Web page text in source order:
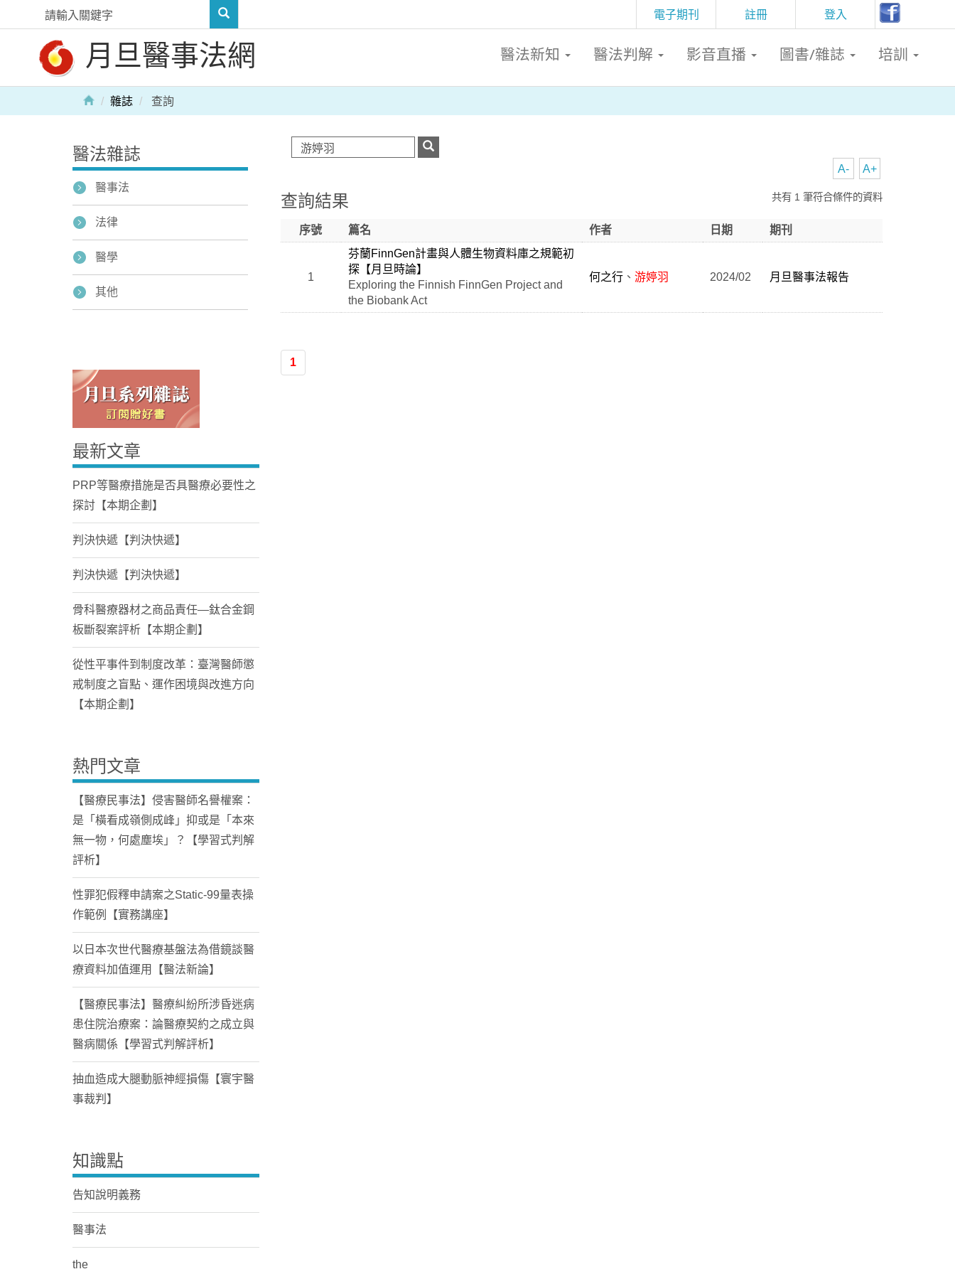
註冊 登入
電子期刊
月旦醫事法網 醫法新知 醫法判解 影音直播 圖書/雜誌 培訓
Home
雜誌 查詢
A+
A-
查詢結果 共有 1 筆符合條件的資料
序號 篇名 作者 日期 期刊
1
芬蘭FinnGen計畫與人體生物資料庫之規範初
探【月旦時論】
Exploring the Finnish FinnGen Project and
the Biobank Act
何之行、 游婷羽 2024/02 月旦醫事法報告
1
醫法雜誌
醫事法
法律
醫學
其他
最新文章
PRP等醫療措施是否具醫療必要性之
探討【本期企劃】
判決快遞【判決快遞】
判決快遞【判決快遞】
骨科醫療器材之商品責任—鈦合金鋼
板斷裂案評析【本期企劃】
從性平事件到制度改革：臺灣醫師懲
戒制度之盲點、運作困境與改進方向
【本期企劃】
熱門文章
【醫療民事法】侵害醫師名譽權案：
是「橫看成嶺側成峰」抑或是「本來
無一物，何處塵埃」？【學習式判解
評析】
性罪犯假釋申請案之Static-99量表操
作範例【實務講座】
以日本次世代醫療基盤法為借鏡談醫
療資料加值運用【醫法新論】
【醫療民事法】醫療糾紛所涉昏迷病
患住院治療案：論醫療契約之成立與
醫病關係【學習式判解評析】
抽血造成大腿動脈神經損傷【寰宇醫
事裁判】
知識點
告知說明義務
醫事法
the